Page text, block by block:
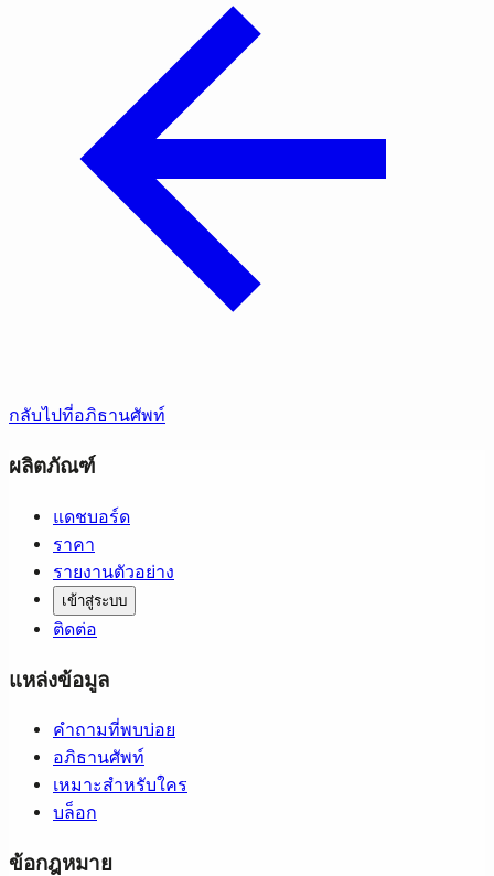
กลับไปที่อภิธานศัพท์
ผลิตภัณฑ์
แดชบอร์ด
ราคา
รายงานตัวอย่าง
เข้าสู่ระบบ
ติดต่อ
แหล่งข้อมูล
คำถามที่พบบ่อย
อภิธานศัพท์
เหมาะสำหรับใคร
บล็อก
ข้อกฎหมาย